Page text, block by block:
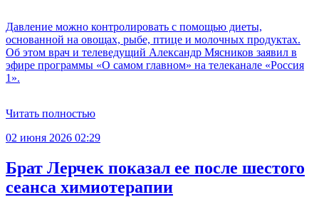
Давление можно контролировать с помощью диеты,
основанной на овощах, рыбе, птице и молочных продуктах.
Об этом врач и телеведущий Александр Мясников заявил в
эфире программы «О самом главном» на телеканале «Россия
1».
Читать полностью
02 июня 2026 02:29
Брат Лерчек показал ее после шестого
сеанса химиотерапии